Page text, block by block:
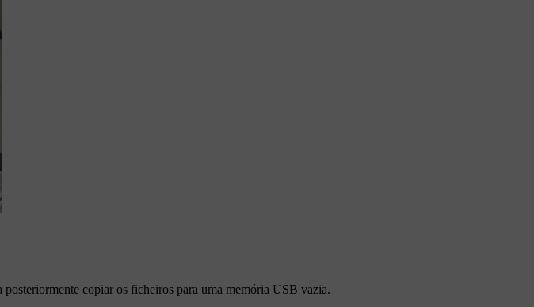
copiar os ficheiros para uma memória USB vazia.